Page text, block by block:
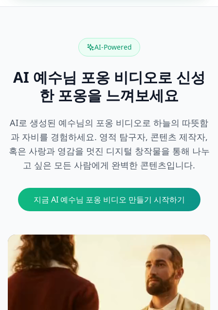
AI-Powered
AI 예수님 포옹 비디오로 신성
한 포옹을 느껴보세요
AI로 생성된 예수님의 포옹 비디오로 하늘의 따뜻함
과 자비를 경험하세요. 영적 탐구자, 콘텐츠 제작자,
혹은 사랑과 영감을 멋진 디지털 창작물을 통해 나누
고 싶은 모든 사람에게 완벽한 콘텐츠입니다.
지금 AI 예수님 포옹 비디오 만들기 시작하기